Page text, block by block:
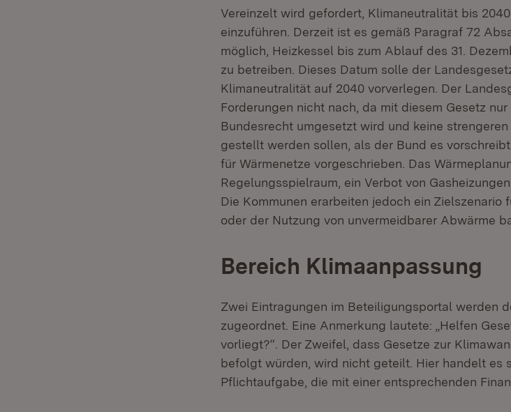
Vereinzelt wird gefordert, Klimaneutralität bis
einzuführen. Derzeit ist es gemäß Paragraf 72
möglich, Heizkessel bis zum Ablauf des 31.
zu betreiben. Dieses Datum solle der
Klimaneutralität auf 2040 vorverlegen. Der
Forderungen nicht nach, da mit diesem Gesetz
Bundesrecht umgesetzt wird und keine
gestellt werden sollen, als der Bund es
für Wärmenetze vorgeschrieben. Das
Regelungsspielraum, ein Verbot von
Die Kommunen erarbeiten jedoch ein Zielszenario
oder der Nutzung von unvermeidbarer Abwärme
Bereich Klimaanpassung
Zwei Eintragungen im Beteiligungsportal werden
zugeordnet. Eine Anmerkung lautete: „Helfen
vorliegt?“. Der Zweifel, dass Gesetze zur
befolgt würden, wird nicht geteilt. Hier handelt es
Pflichtaufgabe, die mit einer entsprechenden